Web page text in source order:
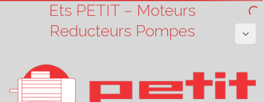
Ets PETIT – Moteurs
Reducteurs Pompes